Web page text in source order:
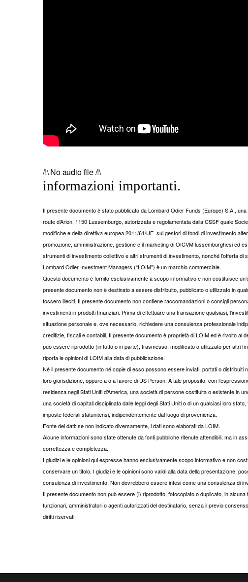
/!\ No audio file /!\
informazioni importanti.
Il presente documento è stato pubblicato da Lombard Odier Funds (Europe) S.A.,
route d’Arlon, 1150 Lussemburgo, autorizzata e regolamentata dalla CSSF quale
modifiche e della direttiva europea 2011/61/UE sui gestori di fondi di investimento
promozione, amministrazione, gestione e il marketing di OICVM lussemburghesi ed
strumenti di investimento collettivo e altri strumenti di investimento, nonché l’offerta
Lombard Odier Investment Managers (“LOIM”) è un marchio commerciale.
Questo documento è fornito esclusivamente a scopo informativo e non costituisce
presente documento non è destinato a essere distribuito, pubblicato o utilizzato in
fossero illeciti. Il presente documento non contiene raccomandazioni o consigli
investimenti in prodotti finanziari. Prima di effettuare una transazione qualsiasi,
situazione personale e, ove necessario, richiedere una consulenza professionale
creditizie, fiscali e contabili. Il presente documento è proprietà di LOIM ed è rivolto
può essere riprodotto (in tutto o in parte), trasmesso, modificato o utilizzato per altri
riporta le opinioni di LOIM alla data di pubblicazione.
Né il presente documento né copie di esso possono essere inviati, portati o distribuiti
loro giurisdizione, oppure a o a favore di US Person. A tale proposito, con
residenza negli Stati Uniti d’America, una società di persone costituita o esistente in
una società di capitali disciplinata dalle leggi degli Stati Uniti o di un qualsiasi loro
imposte federali statunitensi, indipendentemente dal luogo di provenienza.
Fonte dei dati: se non indicato diversamente, i dati sono elaborati da LOIM.
Alcune informazioni sono state ottenute da fonti pubbliche ritenute attendibili, ma in
correttezza e completezza.
I giudizi e le opinioni qui espresse hanno esclusivamente scopo informativo e non
conservare un titolo. I giudizi e le opinioni sono validi alla data della presentazione,
consulenza di investimento. Non dovrebbero essere intesi come una consulenza di
Il presente documento non può essere (i) riprodotto, fotocopiato o duplicato, in
funzionari, amministratori o agenti autorizzati del destinatario, senza il previo
diritti riservati.